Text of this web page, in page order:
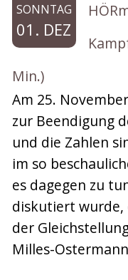
SONNTAG
01. DEZ
Min.)
Am 25.
zur Beendigung
und die Zahlen
im so
es dagegen zu
diskutiert wurde,
der
Milles-